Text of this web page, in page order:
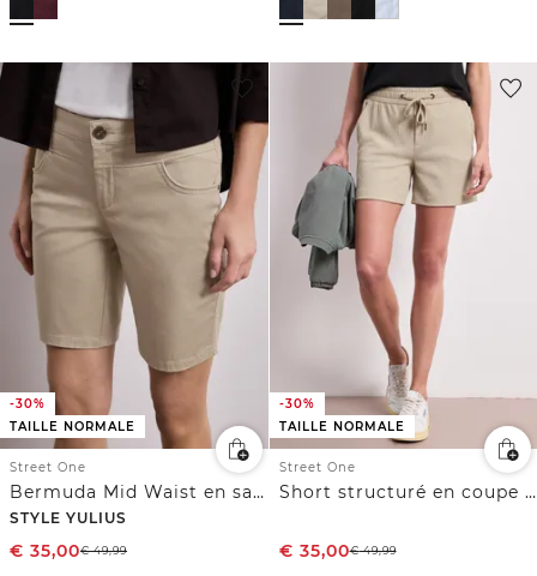
-30%
TAILLE NORMALE
Street One
Bermuda Mid Waist en satin
STYLE YULIUS
€ 35,00€49,99
-30%
TAILLE NORMALE
Street One
Short structuré en coupe loose
€ 35,00€49,99